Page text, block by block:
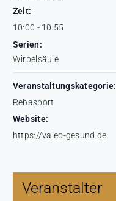
Zeit:
10:00 - 10:55
Serien:
Wirbelsäule
Veranstaltungskategorie:
Rehasport
Website:
https://valeo-gesund.de
Veranstalter